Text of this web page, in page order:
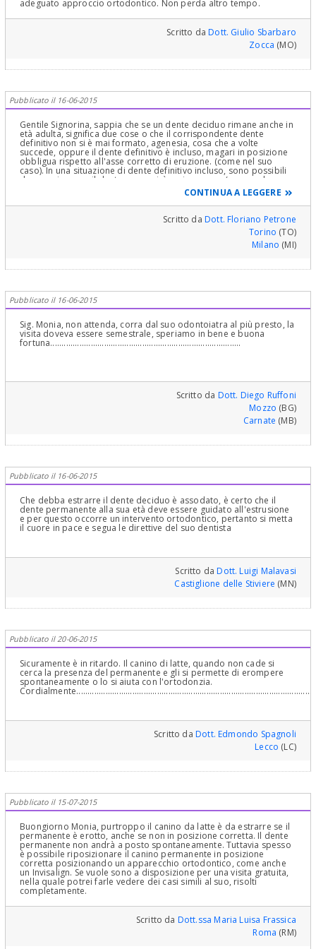
soprattutto uno studio a "tavolino" dei problemi da correggere; è
problema che la cui soluzione è in una sequenza di espressioni ,
numeri e dati e, chiedere quello che chiede lei per l'ortodonzia,
sarebbe come chiedere ad un matematico il risultato di un
problema senza fargli fare tutti i "passaggi" che lo possano
complessi! Come posso risponderle, Professionalmente, quindi? Il
così, senza fare niente ma "aspettando" non si sa cosa, è
veramente incredibile! Non c'è niente di male se non lo sapesse
adeguato approccio ortodontico. Non perda altro tempo.
Scritto daDott. Giulio Sbarbaro
Zocca (MO)
Pubblicato il 16-06-2015
Gentile Signorina, sappia che se un dente deciduo rimane anche in
età adulta, significa due cose o che il corrispondente dente
definitivo non si è mai formato, agenesia, cosa che a volte
succede, oppure il dente definitivo è incluso, magari in posizione
obbligua rispetto all'asse corretto di eruzione. (come nel suo
caso). In una situazione di dente definitivo incluso, sono possibili
due evenienze, o il dente non uscirà mai, oppure, (come nel suo
caso), tenterà, in ritardo anche di anni, di uscire lungo il proprio
asse, che come già detto, è ovviamente storto. Pertanto in ogni
caso è indispensabile una terapia ortodontica, sia per guidare
l'eruzione del dente, sia per correggere una eventuale
dislocazione degli altri denti. Al momento opportuno il dente
deciduo sarà poi estratto ed al suo posto andrà quello definitivo,
ma resta il fatto che è indispesabile una terapia ortodontica.
CONTINUA A LEGGERE
Scritto daDott. Floriano Petrone
Torino (TO)
Milano (MI)
Pubblicato il 16-06-2015
Sig. Monia, non attenda, corra dal suo odontoiatra al più presto, la
visita doveva essere semestrale, speriamo in bene e buona
fortuna.....................................................................................
Scritto da Dott. Diego Ruffoni
Mozzo (BG)
Carnate (MB)
Pubblicato il 16-06-2015
Che debba estrarre il dente deciduo è assodato, è certo che il
dente permanente alla sua età deve essere guidato all'estrusione
e per questo occorre un intervento ortodontico, pertanto si metta
il cuore in pace e segua le direttive del suo dentista
Scritto daDott. Luigi Malavasi
Castiglione delle Stiviere (MN)
Pubblicato il 20-06-2015
Sicuramente è in ritardo. Il canino di latte, quando non cade si
cerca la presenza del permanente e gli si permette di erompere
spontaneamente o lo si aiuta con l'ortodonzia.
Scritto daDott. Edmondo Spagnoli
Lecco (LC)
Pubblicato il 15-07-2015
Buongiorno Monia, purtroppo il canino da latte è da estrarre se il
permanente è erotto, anche se non in posizione corretta. Il dente
permanente non andrà a posto spontaneamente. Tuttavia spesso
è possibile riposizionare il canino permanente in posizione
corretta posizionando un apparecchio ortodontico, come anche
un Invisalign. Se vuole sono a disposizione per una visita gratuita,
nella quale potrei farle vedere dei casi simili al suo, risolti
completamente.
Scritto da Dott.ssa Maria Luisa Frassica
Roma (RM)